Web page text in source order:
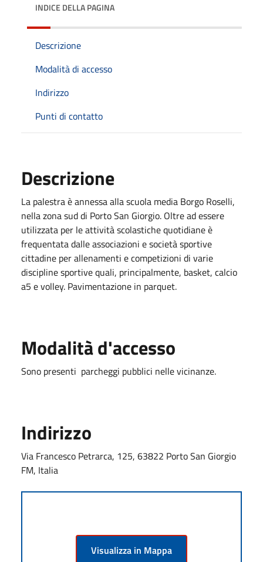
INDICE DELLA PAGINA
Descrizione
Modalità di accesso
Indirizzo
Punti di contatto
Descrizione
La palestra è annessa alla scuola media Borgo Roselli,
nella zona sud di Porto San Giorgio. Oltre ad essere
utilizzata per le attività scolastiche quotidiane è
frequentata dalle associazioni e società sportive
cittadine per allenamenti e competizioni di varie
discipline sportive quali, principalmente, basket, calcio
a5 e volley. Pavimentazione in parquet.
Modalità d'accesso
Sono presenti parcheggi pubblici nelle vicinanze.
Indirizzo
Via Francesco Petrarca, 125, 63822 Porto San Giorgio
FM, Italia
Visualizza in Mappa